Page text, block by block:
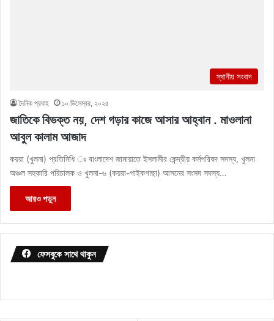
স্থানীয় সংবাদ
দৈনিক প্রবাহ ১০ ডিসেম্বর, ২০২৫
জাতিকে বিভক্ত নয়, দেশ গড়ার কাজে আসার আহ্বান . মাওলানা
আবুল কালাম আজাদ
কয়রা (খুলনা) প্রতিনিধি ঃ বাংলাদেশ জামায়াতে ইসলামীর কেন্দ্রীয় কর্মপরিষদ সদস্য, খুলনা
অঞ্চল সহকারি পরিচালক ও খুলনা-৬ (কয়রা-পাইকগাছা) আসনের সংসদ সদস্য…
আরও পড়ুন
ফেসবুকে সাথে থাকুন